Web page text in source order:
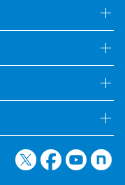
X（旧Twitter）
Facebook